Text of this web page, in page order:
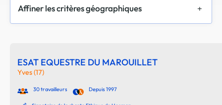
Affiner les critères géographiques
ESAT EQUESTRE DU MAROUILLET
Yves (17)
30 travailleurs Depuis 1997